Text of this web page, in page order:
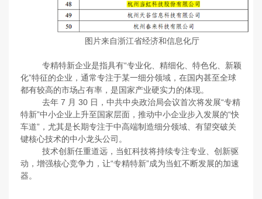
图片来自浙江省经济和信息化厅
专精特新企业是指具有“专业化、精细化、特色化、新颖
化”特征的企业，通常专注于某一细分领域，在国内甚至全球
都有较高的市场占有率，是国家产业硬实力的体现。
去年 7 月 30 日，中共中央政治局会议首次将发展“专精
特新”中小企业上升至国家层面，推动中小企业步入发展的“快
车道”，尤其是长期专注于中高端制造细分领域、有望突破关
键核心技术的中小龙头公司。
技术创新任重道远，当虹科技将持续专注专业、创新驱
动，增强核心竞争力，让“专精特新”成为当虹不断发展的加速
器。